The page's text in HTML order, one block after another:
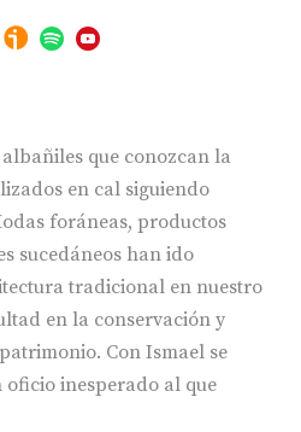
que conozcan la
en cal siguiendo
foráneas, productos
sucedáneos han ido
tradicional en nuestro
en la conservación y
Con Ismael se
inesperado al que